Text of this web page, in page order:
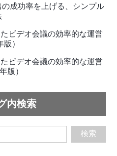
成功率を上げる、シンプル
ビデオ会議の効率的な運営
）
ビデオ会議の効率的な運営
版）
内検索
検索